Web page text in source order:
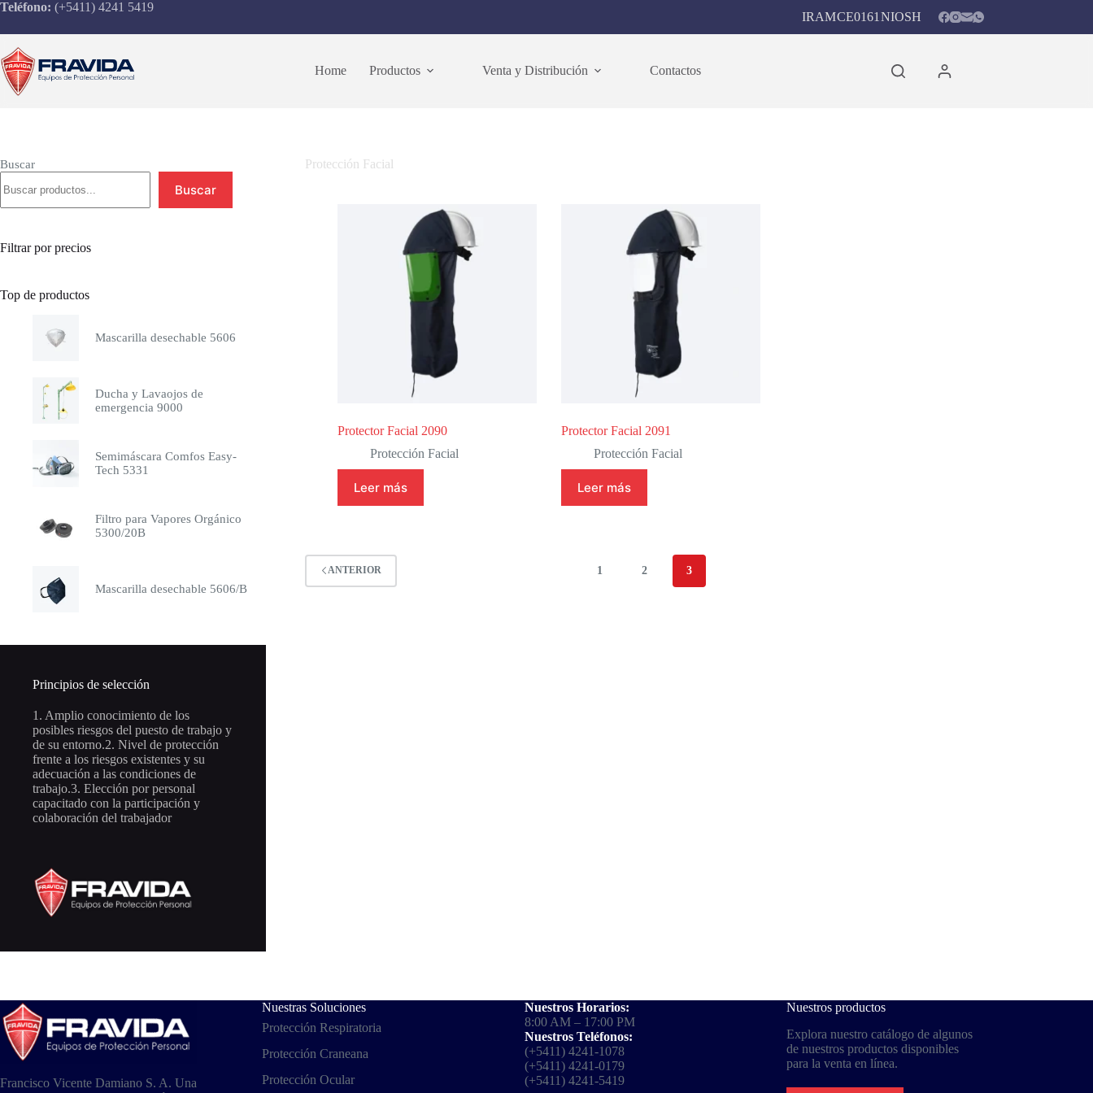
Saltar
contenido
Teléfono: (+5411) 4241 5419
IRAMCE0161 NIOSH
Home Productos Venta y Distribución Contactos
Protección Facial
Protector Facial 2090
Protección Facial
Leer más
Protector Facial 2091
Protección Facial
Leer más
ANTERIOR 1 2 3
Buscar
Buscar
Filtrar por precios
Top de productos
Mascarilla desechable 5606
Ducha y Lavaojos de
emergencia 9000
Semimáscara Comfos Easy-
Tech 5331
Filtro para Vapores Orgánico
5300/20B
Mascarilla desechable 5606/B
Principios de selección
1. Amplio conocimiento de los
posibles riesgos del puesto de trabajo y
de su entorno.2. Nivel de protección
frente a los riesgos existentes y su
adecuación a las condiciones de
trabajo.3. Elección por personal
capacitado con la participación y
colaboración del trabajador
Francisco Vicente Damiano S. A. Una
Nuestras Soluciones
Protección Respiratoria
Protección Craneana
Protección Ocular
Nuestros Horarios:
8:00 AM – 17:00 PM
Nuestros Teléfonos:
(+5411) 4241-1078
(+5411) 4241-0179
(+5411) 4241-5419
Nuestros productos
Explora nuestro catálogo de algunos
de nuestros productos disponibles
para la venta en línea.